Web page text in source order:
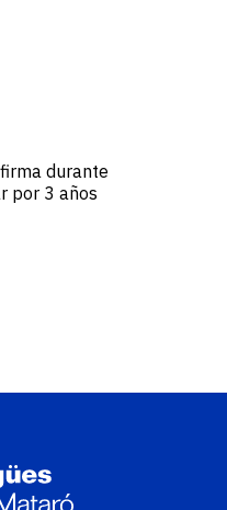
durante
por 3 años